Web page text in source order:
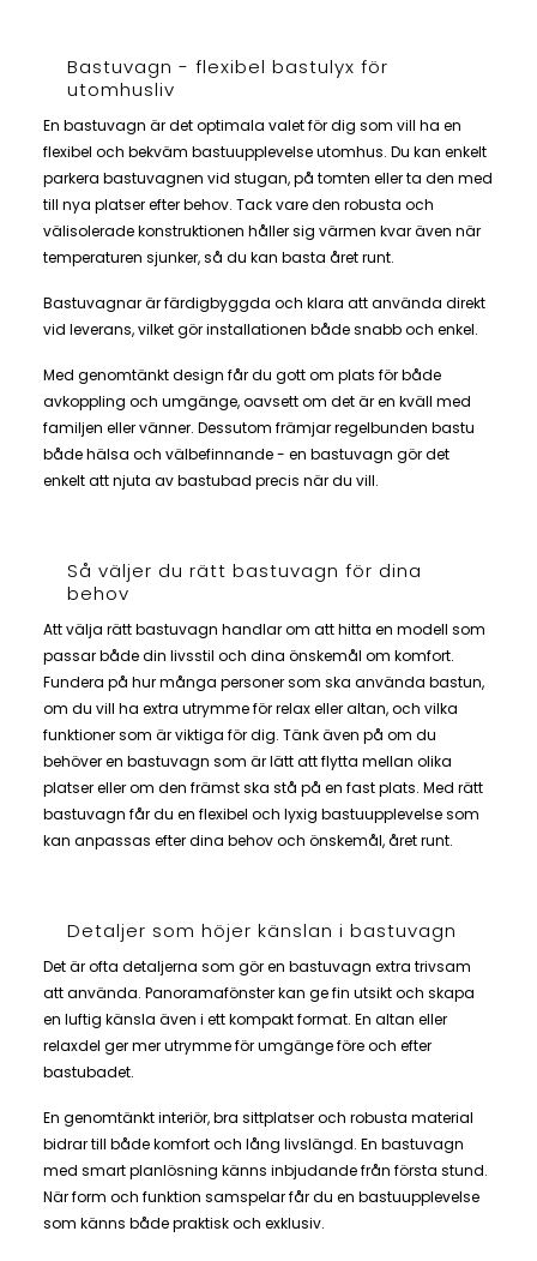
Bastuvagn - flexibel bastulyx för
utomhusliv
En bastuvagn är det optimala valet för dig som vill ha en
flexibel och bekväm bastuupplevelse utomhus. Du kan enkelt
parkera bastuvagnen vid stugan, på tomten eller ta den med
till nya platser efter behov. Tack vare den robusta och
välisolerade konstruktionen håller sig värmen kvar även när
temperaturen sjunker, så du kan basta året runt.
Bastuvagnar är färdigbyggda och klara att använda direkt
vid leverans, vilket gör installationen både snabb och enkel.
Med genomtänkt design får du gott om plats för både
avkoppling och umgänge, oavsett om det är en kväll med
familjen eller vänner. Dessutom främjar regelbunden bastu
både hälsa och välbefinnande - en bastuvagn gör det
enkelt att njuta av bastubad precis när du vill.
Så väljer du rätt bastuvagn för dina
behov
Att välja rätt bastuvagn handlar om att hitta en modell som
passar både din livsstil och dina önskemål om komfort.
Fundera på hur många personer som ska använda bastun,
om du vill ha extra utrymme för relax eller altan, och vilka
funktioner som är viktiga för dig. Tänk även på om du
behöver en bastuvagn som är lätt att flytta mellan olika
platser eller om den främst ska stå på en fast plats. Med rätt
bastuvagn får du en flexibel och lyxig bastuupplevelse som
kan anpassas efter dina behov och önskemål, året runt.
Detaljer som höjer känslan i bastuvagn
Det är ofta detaljerna som gör en bastuvagn extra trivsam
att använda. Panoramafönster kan ge fin utsikt och skapa
en luftig känsla även i ett kompakt format. En altan eller
relaxdel ger mer utrymme för umgänge före och efter
bastubadet.
En genomtänkt interiör, bra sittplatser och robusta material
bidrar till både komfort och lång livslängd. En bastuvagn
med smart planlösning känns inbjudande från första stund.
När form och funktion samspelar får du en bastuupplevelse
som känns både praktisk och exklusiv.